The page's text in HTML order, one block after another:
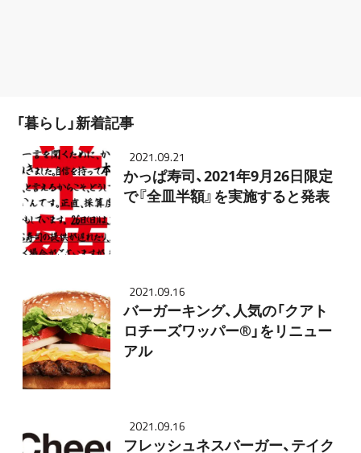
「暮らし」新着記事
2021.09.21
かっぱ寿司、2021年9月26日限定
で『全皿半額』を実施すると発表
2021.09.16
バーガーキング、人気の「クアト
ロチーズワッパー®」をリニュー
アル
2021.09.16
フレッシュネスバーガー、テイク